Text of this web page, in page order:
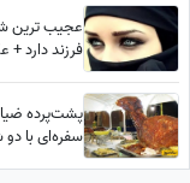
فرزند دارد
پشت‌پرده
سفره‌ای با